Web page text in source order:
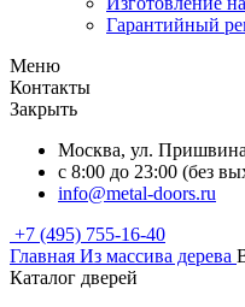
Гарантийный
Меню
Контакты
Закрыть
Москва, ул.
с 8:00 до 23:00 (без
info@metal-doors.ru
+7 (495) 755-16-40
Главная Из массива дерева
Каталог дверей